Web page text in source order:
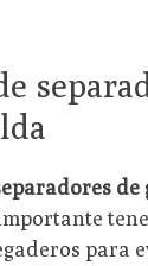
de
para